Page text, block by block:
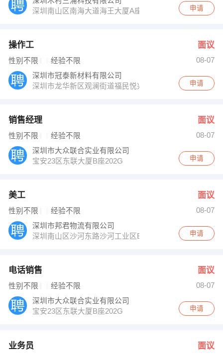
深圳南山区南海大道海王大厦A座19E
申请
操作工 面议
性别不限 经验不限
08-07
深圳市冠泰新材料有限公司
深圳市龙华新区观澜街道福民悦兴围工业区A栋一四楼
申请
销售经理 面议
性别不限 经验不限
08-07
深圳市大众联合实业有限公司
宝安23区东联大厦B座202G
申请
美工 面议
性别不限 经验不限
08-07
深圳市邦君物流有限公司
深圳南山区沙河东路沙河工业区B8栋四楼
申请
电话销售 面议
性别不限 经验不限
08-07
深圳市大众联合实业有限公司
宝安23区东联大厦B座202G
申请
业务员 面议